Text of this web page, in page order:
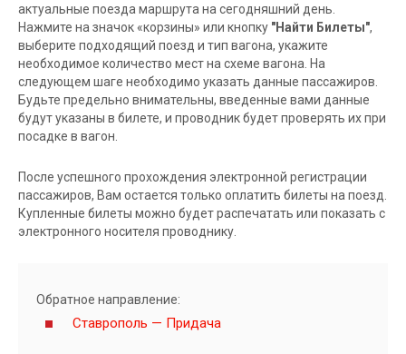
актуальные поезда маршрута на сегодняшний день.
Нажмите на значок «корзины» или кнопку "Найти Билеты",
выберите подходящий поезд и тип вагона, укажите
необходимое количество мест на схеме вагона. На
следующем шаге необходимо указать данные пассажиров.
Будьте предельно внимательны, введенные вами данные
будут указаны в билете, и проводник будет проверять их при
посадке в вагон.
После успешного прохождения электронной регистрации
пассажиров, Вам остается только оплатить билеты на поезд.
Купленные билеты можно будет распечатать или показать с
электронного носителя проводнику.
Обратное направление:
Ставрополь — Придача